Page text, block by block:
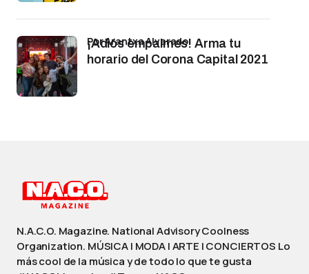
¡Adiós empalmes! Arma tu
horario del Corona Capital 2021
por Arantxa Alvarado
N.A.C.O. Magazine. National Advisory Coolness
Organization. MÚSICA | MODA | ARTE | CONCIERTOS Lo
más cool de la música y de todo lo que te gusta